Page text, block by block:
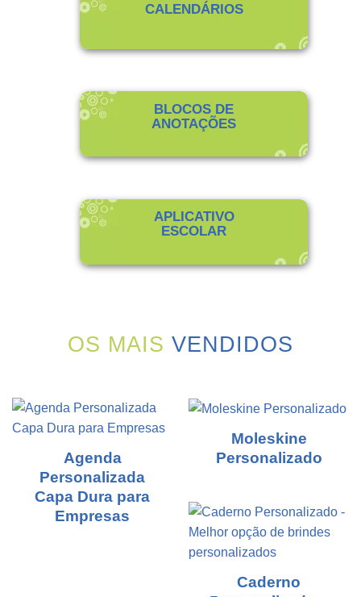
CALENDÁRIOS
BLOCOS DE
ANOTAÇÕES
APLICATIVO
ESCOLAR
OS MAIS VENDIDOS
Agenda
Personalizada
Capa Dura para
Empresas
Moleskine
Personalizado
Caderno